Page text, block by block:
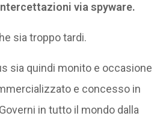
via spyware.
sia troppo tardi.
sia quindi monito e occasione
e concesso in
in tutto il mondo dalla